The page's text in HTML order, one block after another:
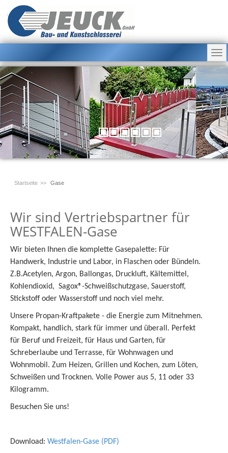
Jeuck GmbH
Bau- und Kunstschlosserei
Startseite Gase
Wir sind Vertriebspartner für
WESTFALEN-Gase
Wir bieten Ihnen die komplette Gasepalette: Für
Handwerk, Industrie und Labor, in Flaschen oder Bündeln.
Z.B.Acetylen, Argon, Ballongas, Druckluft, Kältemittel,
Kohlendioxid, Sagox®-Schweißschutzgase, Sauerstoff,
Stickstoff oder Wasserstoff und noch viel mehr.
Unsere Propan-Kraftpakete - die Energie zum Mitnehmen.
Kompakt, handlich, stark für immer und überall. Perfekt
für Beruf und Freizeit, für Haus und Garten, für
Schreberlaube und Terrasse, für Wohnwagen und
Wohnmobil. Zum Heizen, Grillen und Kochen, zum Löten,
Schweißen und Trocknen. Volle Power aus 5, 11 oder 33
Kilogramm.
Besuchen Sie uns!
Download: Westfalen-Gase (PDF)